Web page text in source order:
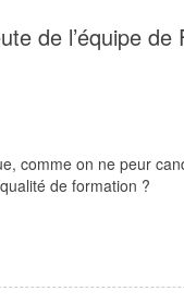
de l’équipe
comme on ne peur
de formation ?